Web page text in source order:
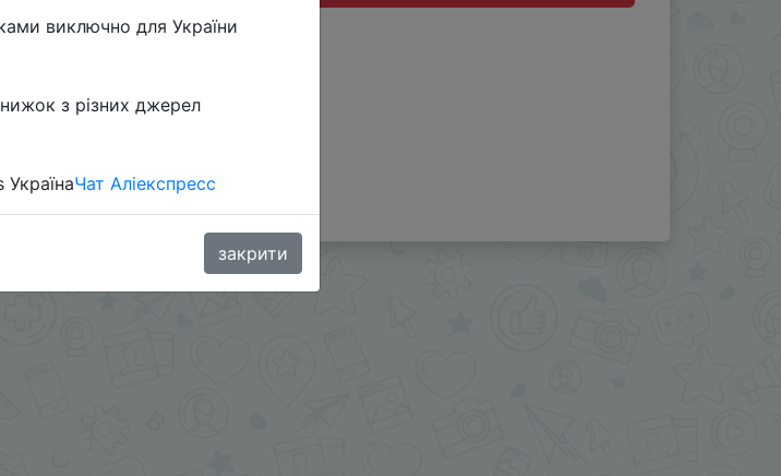
виключно для України
з різних джерел
УкраїнаЧат Аліекспресс
закрити